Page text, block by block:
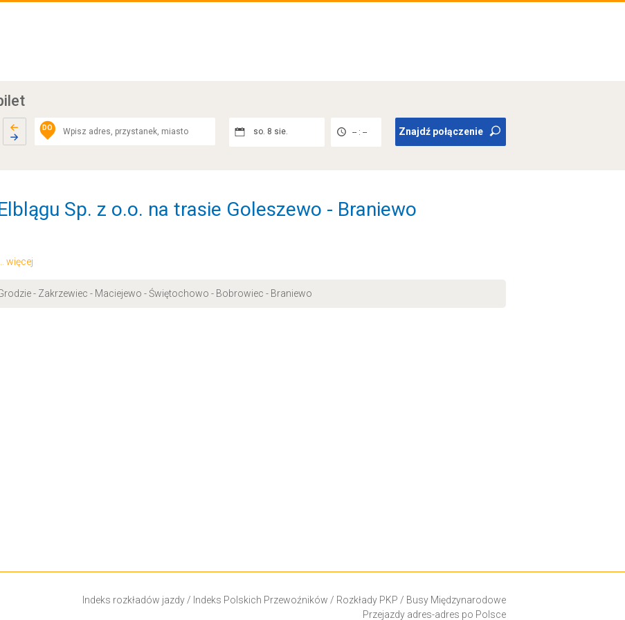
DO so. 8 sie. -- : -- Znajdź połączenie
Sp. z o.o. na trasie Goleszewo - Braniewo
... więcej
- Zakrzewiec - Maciejewo - Świętochowo - Bobrowiec - Braniewo
Indeks rozkładów jazdy/ Indeks Polskich Przewoźników / Rozkłady PKP / Busy Międzynarodowe
Przejazdy adres-adres po Polsce